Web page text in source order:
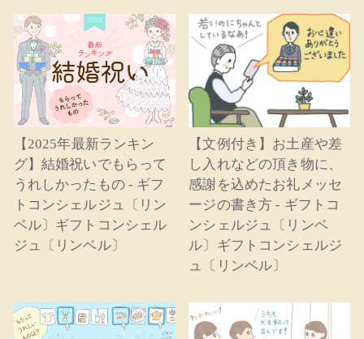
【2025年最新ランキン
グ】結婚祝いでもらって
うれしかったもの - ギフ
トコンシェルジュ〔リン
ベル〕ギフトコンシェル
ジュ〔リンベル〕
【文例付き】お土産や差
し入れなどの頂き物に、
感謝を込めたお礼メッセ
ージの書き方 - ギフトコ
ンシェルジュ〔リンベ
ル〕ギフトコンシェルジ
ュ〔リンベル〕